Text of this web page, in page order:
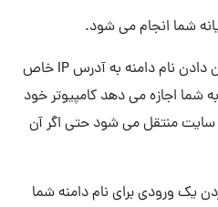
شما انجام می شود.
فایل میزبان می تواند برای نشان دادن نام دامنه به آدرس IP خاص
شما اجازه می دهد کامپیوتر خود
سایت منتقل می شود حتی اگر آن
یک ورودی برای نام دامنه شما